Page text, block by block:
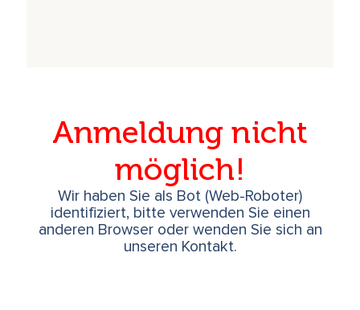
Anmeldung nicht
möglich!
Wir haben Sie als Bot (Web-Roboter)
identifiziert, bitte verwenden Sie einen
anderen Browser oder wenden Sie sich an
unseren Kontakt.